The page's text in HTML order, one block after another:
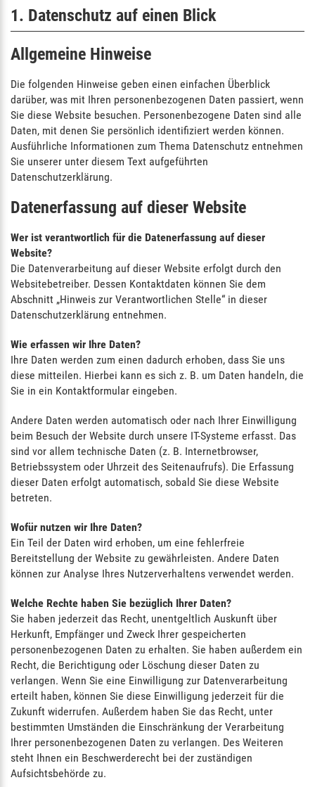
1. Datenschutz auf einen Blick
Allgemeine Hinweise
Die folgenden Hinweise geben einen einfachen Überblick
darüber, was mit Ihren personenbezogenen Daten passiert, wenn
Sie diese Website besuchen. Personenbezogene Daten sind alle
Daten, mit denen Sie persönlich identifiziert werden können.
Ausführliche Informationen zum Thema Datenschutz entnehmen
Sie unserer unter diesem Text aufgeführten
Datenschutzerklärung.
Datenerfassung auf dieser Website
Wer ist verantwortlich für die Datenerfassung auf dieser
Website?
Die Datenverarbeitung auf dieser Website erfolgt durch den
Websitebetreiber. Dessen Kontaktdaten können Sie dem
Abschnitt „Hinweis zur Verantwortlichen Stelle“ in dieser
Datenschutzerklärung entnehmen.
Wie erfassen wir Ihre Daten?
Ihre Daten werden zum einen dadurch erhoben, dass Sie uns
diese mitteilen. Hierbei kann es sich z. B. um Daten handeln, die
Sie in ein Kontaktformular eingeben.
Andere Daten werden automatisch oder nach Ihrer Einwilligung
beim Besuch der Website durch unsere IT-Systeme erfasst. Das
sind vor allem technische Daten (z. B. Internetbrowser,
Betriebssystem oder Uhrzeit des Seitenaufrufs). Die Erfassung
dieser Daten erfolgt automatisch, sobald Sie diese Website
betreten.
Wofür nutzen wir Ihre Daten?
Ein Teil der Daten wird erhoben, um eine fehlerfreie
Bereitstellung der Website zu gewährleisten. Andere Daten
können zur Analyse Ihres Nutzerverhaltens verwendet werden.
Welche Rechte haben Sie bezüglich Ihrer Daten?
Sie haben jederzeit das Recht, unentgeltlich Auskunft über
Herkunft, Empfänger und Zweck Ihrer gespeicherten
personenbezogenen Daten zu erhalten. Sie haben außerdem ein
Recht, die Berichtigung oder Löschung dieser Daten zu
verlangen. Wenn Sie eine Einwilligung zur Datenverarbeitung
erteilt haben, können Sie diese Einwilligung jederzeit für die
Zukunft widerrufen. Außerdem haben Sie das Recht, unter
bestimmten Umständen die Einschränkung der Verarbeitung
Ihrer personenbezogenen Daten zu verlangen. Des Weiteren
steht Ihnen ein Beschwerderecht bei der zuständigen
Aufsichtsbehörde zu.